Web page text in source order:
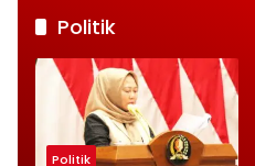
Politik
Politik